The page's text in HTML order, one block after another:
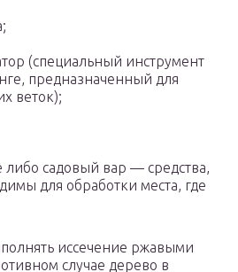
(специальный инструмент
предназначенный для
веток);
либо садовый вар — средства,
для обработки места, где
иссечение ржавыми
случае дерево в